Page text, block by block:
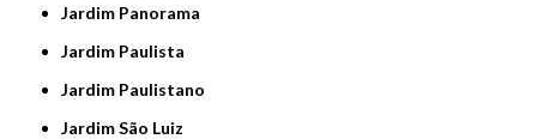
Jardim Panorama
Jardim Paulista
Jardim Paulistano
Jardim São Luiz